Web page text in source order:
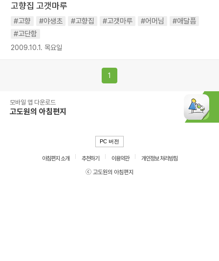
고향집 고갯마루
#고향 #야생초 #고향집 #고갯마루 #어머님
#애달픔
#고단함
2009.10.1. 목요일
1
모바일 앱 다운로드
고도원의 아침편지
PC 버전
아침편지 소개 추천하기 이용약관
개인정보 처리방침
ⓒ 고도원의 아침편지